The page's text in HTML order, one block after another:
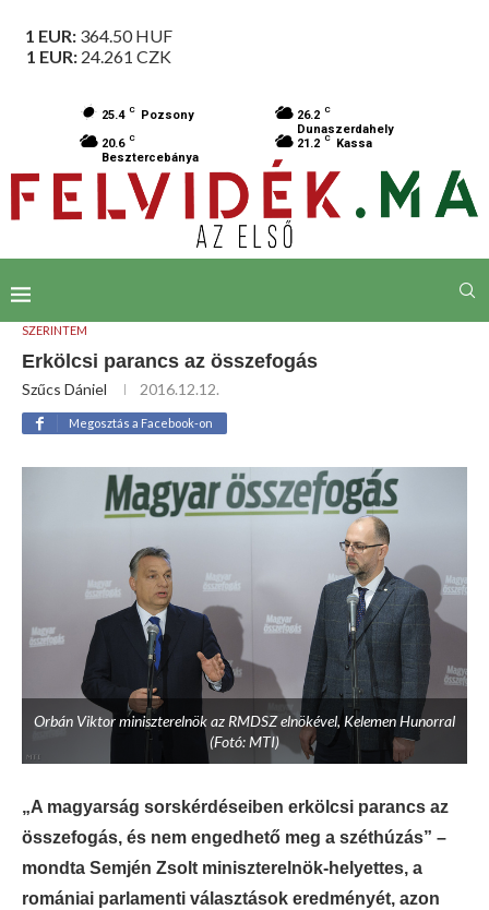
1 EUR: 364.50HUF
1 EUR: 24.261 CZK
25.4 C Pozsony 26.2 C
Dunaszerdahely
20.6 C
Besztercebánya
21.2 C Kassa
SZERINTEM
Erkölcsi parancs az összefogás
Szűcs Dániel 2016.12.12.
Megosztás a Facebook-on
Orbán Viktor miniszterelnök az RMDSZ elnökével, Kelemen Hunorral
(Fotó: MTI)
„A magyarság sorskérdéseiben erkölcsi parancs az
összefogás, és nem engedhető meg a széthúzás” –
mondta Semjén Zsolt miniszterelnök-helyettes, a
romániai parlamenti választások eredményét, azon